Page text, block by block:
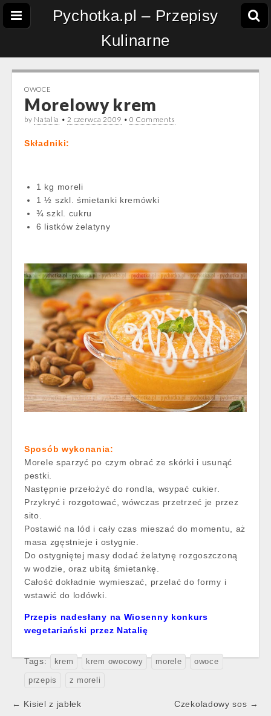
Pychotka.pl – Przepisy
Kulinarne
OWOCE
Morelowy krem
by Natalia •2 czerwca 2009 •0 Comments
Składniki:
1 kg moreli
1 ½ szkl. śmietanki kremówki
¾ szkl. cukru
6 listków żelatyny
Sposób wykonania:
Morele sparzyć po czym obrać ze skórki i usunąć
pestki.
Następnie przełożyć do rondla, wsypać cukier.
Przykryć i rozgotować, wówczas przetrzeć je przez
sito.
Postawić na lód i cały czas mieszać do momentu, aż
masa zgęstnieje i ostygnie.
Do ostygniętej masy dodać żelatynę rozgoszczoną
w wodzie, oraz ubitą śmietankę.
Całość dokładnie wymieszać, przelać do formy i
wstawić do lodówki.
Przepis nadesłany na Wiosenny konkurs
wegetariański przez Natalię
Tags: krem krem owocowy morele owoce
przepis z moreli
Post
← Kisiel z jabłek Czekoladowy sos →